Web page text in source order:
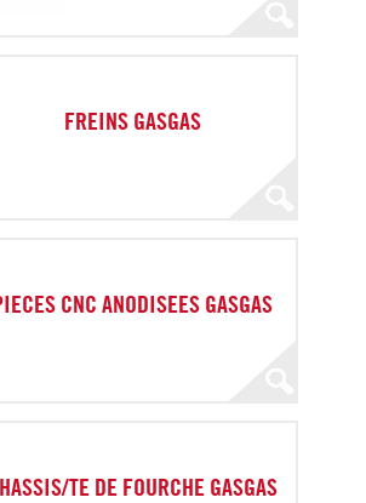
FREINS GASGAS
CNC ANODISEES GASGAS
TE DE FOURCHE GASGAS